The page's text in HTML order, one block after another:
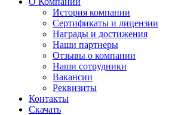
История компании
Сертификаты и лицензии
Награды и достижения
Наши партнеры
Отзывы о компании
Наши сотрудники
Вакансии
Реквизиты
Контакты
Скачать